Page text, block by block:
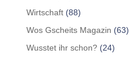
Wirtschaft(88)
Wos Gscheits Magazin (63)
Wusstet ihr schon?(24)